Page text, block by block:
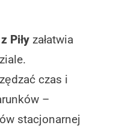
Piły załatwia
czas i
–
stacjonarnej